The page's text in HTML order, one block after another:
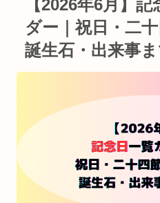
【2026年6月】
ダー｜祝日・二
誕生石・出来事